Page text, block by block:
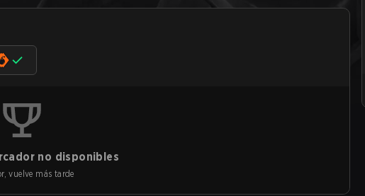
no disponibles
vuelve más tarde